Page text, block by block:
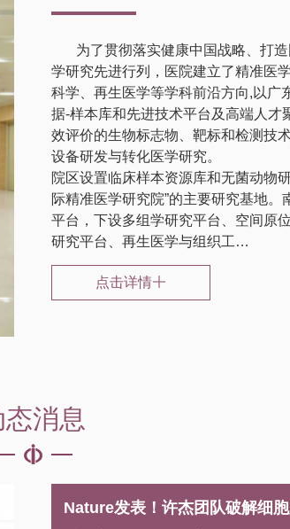
为了贯彻落实健康中国战略、打造
学研究先进行列，医院建立了精准医学研究院。 聚焦肿瘤、代谢
科学、再生医学等学科前沿方向,以广
据-样本库和先进技术平台及高端人才
效评价的生物标志物、靶标和检测技
设备研发与转化医学研究。 实验平台布局于越秀院区、南沙院区。越秀
院区设置临床样本资源库和无菌动物
际精准医学研究院”的主要研究基地
平台，下设多组学研究平台、空间原
研究平台、再生医学与组织工…
点击详情
消息
Nature发表！许杰团队破解细